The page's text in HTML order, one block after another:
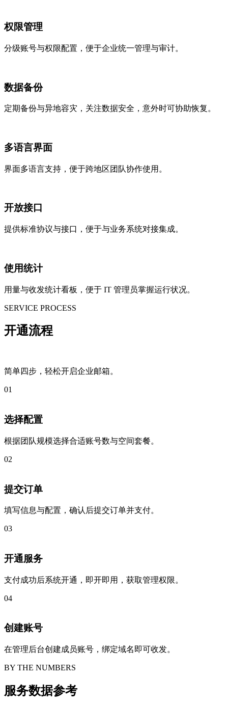
权限管理
分级账号与权限配置，便于企业统一管理与审计。
数据备份
定期备份与异地容灾，关注数据安全，意外时可协助恢复。
多语言界面
界面多语言支持，便于跨地区团队协作使用。
开放接口
提供标准协议与接口，便于与业务系统对接集成。
使用统计
用量与收发统计看板，便于 IT 管理员掌握运行状况。
SERVICE PROCESS
开通流程
简单四步，轻松开启企业邮箱。
01
选择配置
根据团队规模选择合适账号数与空间套餐。
02
提交订单
填写信息与配置，确认后提交订单并支付。
03
开通服务
支付成功后系统开通，即开即用，获取管理权限。
04
创建账号
在管理后台创建成员账号，绑定域名即可收发。
BY THE NUMBERS
服务数据参考